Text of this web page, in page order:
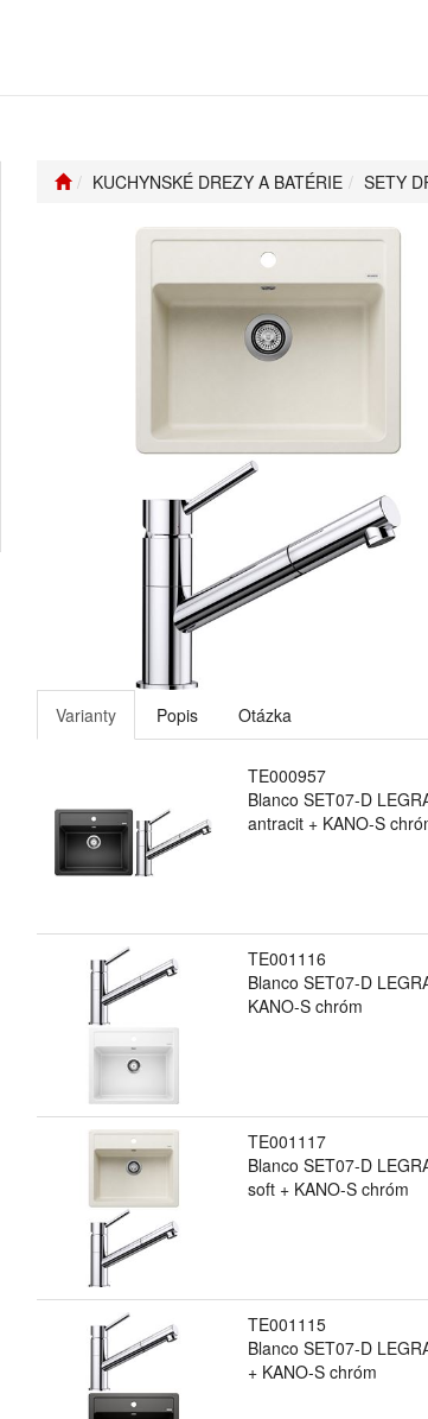
KUCHYNSKÉ DREZY A BATÉRIE SETY
Varianty Popis Otázka
TE000957
Blanco SET07-D
antracit + KANO-S
TE001116
Blanco SET07-D
KANO-S chróm
TE001117
Blanco SET07-D
soft + KANO-S chróm
TE001115
Blanco SET07-D
+ KANO-S chróm